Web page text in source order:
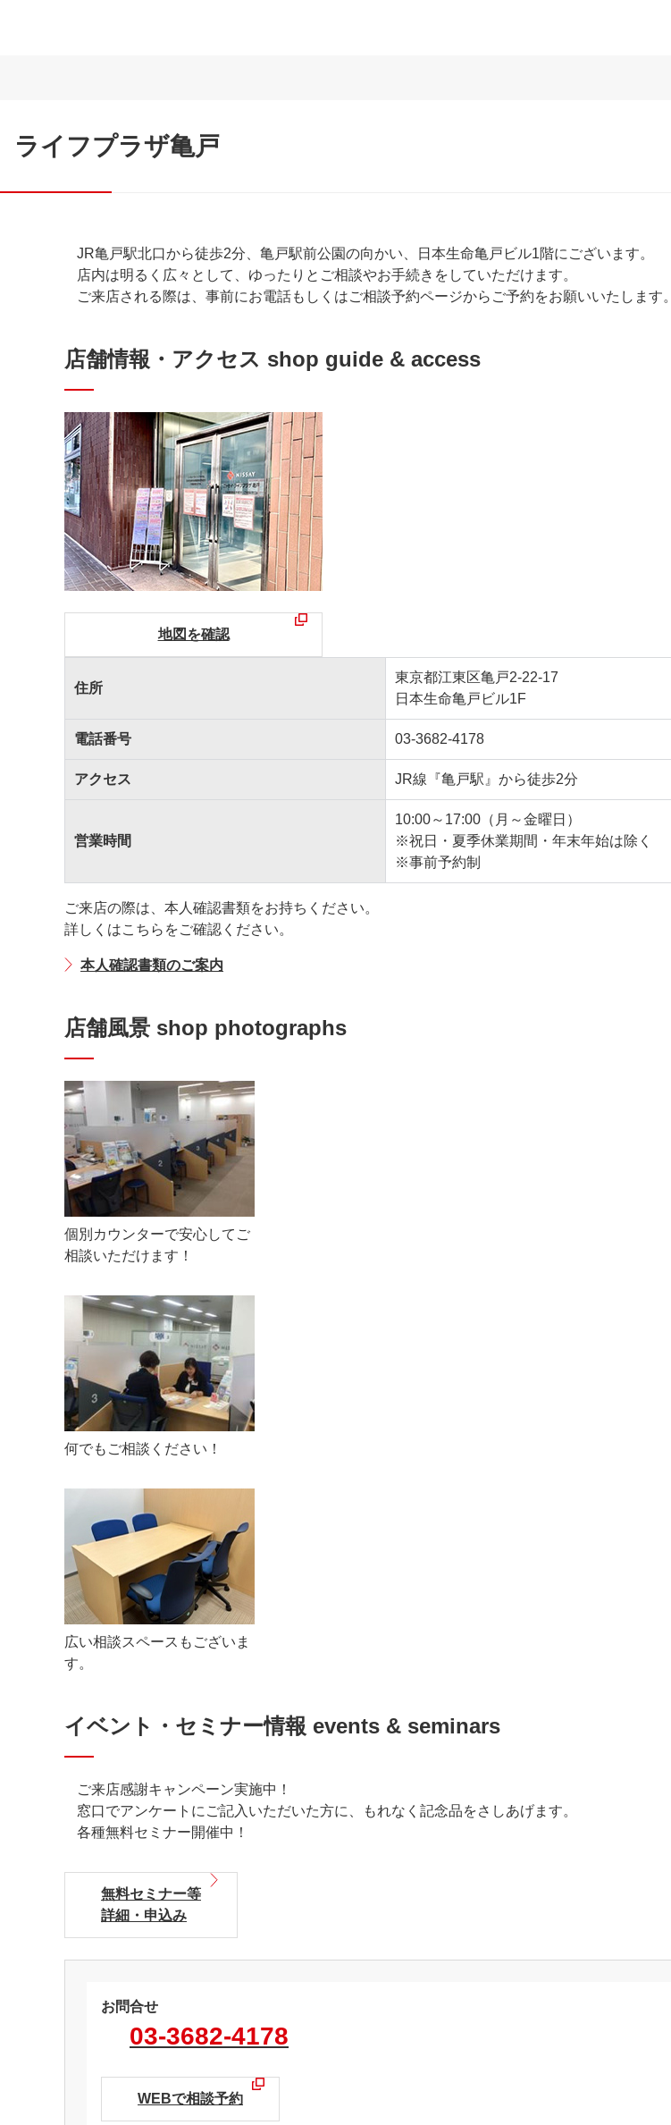
ライフプラザ亀戸
JR亀戸駅北口から徒歩2分、亀戸駅前公園の向かい、日本生命亀戸ビル1階にございます。
店内は明るく広々として、ゆったりとご相談やお手続きをしていただけます。
ご来店される際は、事前にお電話もしくはご相談予約ページからご予約をお願いいたします。
店舗情報・アクセス shop guide & access
地図を確認
住所
東京都江東区亀戸2-22-17
日本生命亀戸ビル1F
電話番号 03-3682-4178
アクセス JR線『亀戸駅』から徒歩2分
営業時間
10:00～17:00（月～金曜日）
※祝日・夏季休業期間・年末年始は除く
※事前予約制
ご来店の際は、本人確認書類をお持ちください。
詳しくはこちらをご確認ください。
本人確認書類のご案内
店舗風景 shop photographs
個別カウンターで安心してご
相談いただけます！
何でもご相談ください！
広い相談スペースもございま
す。
イベント・セミナー情報 events & seminars
ご来店感謝キャンペーン実施中！
窓口でアンケートにご記入いただいた方に、もれなく記念品をさしあげます。
各種無料セミナー開催中！
無料セミナー等
詳細・申込み
お問合せ
03-3682-4178
WEBで相談予約